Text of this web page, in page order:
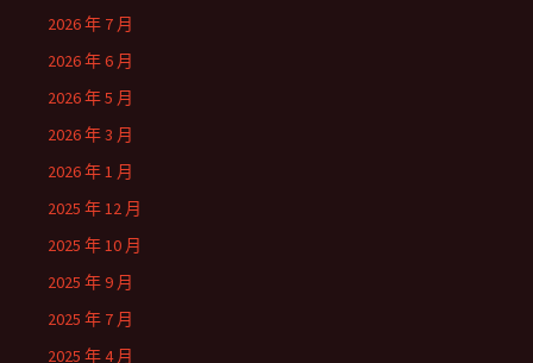
2026 年 7 月
2026 年 6 月
2026 年 5 月
2026 年 3 月
2026 年 1 月
2025 年 12 月
2025 年 10 月
2025 年 9 月
2025 年 7 月
2025 年 4 月